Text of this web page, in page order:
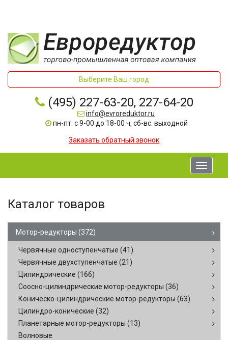
Выберите Ваш город
(495) 227-63-20, 227-64-20
info@evroreduktor.ru
пн-пт: с 9-00 до 18-00 ч, сб-вс: выходной
Заказать обратный звонок
Toggle
Каталог товаров
Мотор-редукторы (372)
Червячные одноступенчатые (41)
Червячные двухступенчатые (21)
Цилиндрические (166)
Соосно-цилиндрические мотор-редукторы (36)
Коническо-цилиндрические мотор-редукторы (63)
Цилиндро-конические (32)
Планетарные мотор-редукторы (13)
Волновые